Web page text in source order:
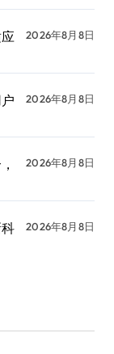
2026年8月8日
2026年8月8日
2026年8月8日
2026年8月8日